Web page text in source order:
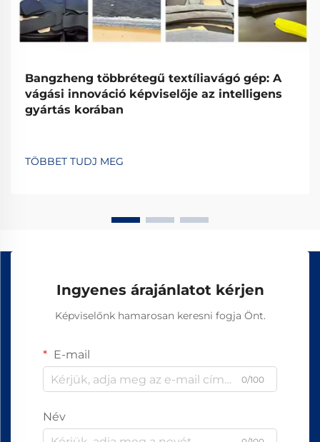
Bangzheng többrétegű textíliavágó gép: A
vágási innováció képviselője az intelligens
gyártás korában
TÖBBET TUDJ MEG
Ingyenes árajánlatot kérjen
Képviselőnk hamarosan keresni fogja Önt.
E-mail
0/100
Név